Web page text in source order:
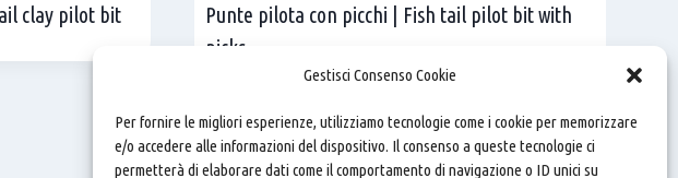
Gestisci Consenso Cookie
Per fornire le migliori esperienze, utilizziamo tecnologie come i cookie per memorizzare
e/o accedere alle informazioni del dispositivo. Il consenso a queste tecnologie ci
permetterà di elaborare dati come il comportamento di navigazione o ID unici su
clay pilot bit
Punte pilota con picchi | Fish tail pilot bit with
picks